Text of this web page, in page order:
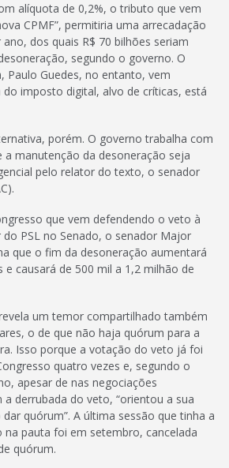
alíquota de 0,2%, o tributo que vem
CPMF”, permitiria uma arrecadação
dos quais R$ 70 bilhões seriam
segundo o governo. O
Paulo Guedes, no entanto, vem
imposto digital, alvo de críticas, está
porém. O governo trabalha com
a manutenção da desoneração seja
pelo relator do texto, o senador
que vem defendendo o veto à
PSL no Senado, o senador Major
que o fim da desoneração aumentará
e causará de 500 mil a 1,2 milhão de
um temor compartilhado também
o de que não haja quórum para a
Isso porque a votação do veto já foi
quatro vezes e, segundo o
apesar de nas negociações
derrubada do veto, “orientou a sua
quórum”. A última sessão que tinha a
na pauta foi em setembro, cancelada
quórum.